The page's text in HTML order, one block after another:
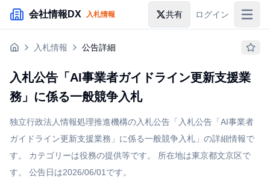
メインコンテンツにスキップ
会社情報DX 入札情報 共有 ログイン
入札情報
助成金・補助金
入札情報 公告詳細
入札公告「AI事業者ガイドライン更新支援業
務」に係る一般競争入札
独立行政法人情報処理推進機構の入札公告「入札公告「AI事業者
ガイドライン更新支援業務」に係る一般競争入札」の詳細情報で
す。 カテゴリーは役務の提供等です。 所在地は東京都文京区で
す。 公告日は2026/06/01です。